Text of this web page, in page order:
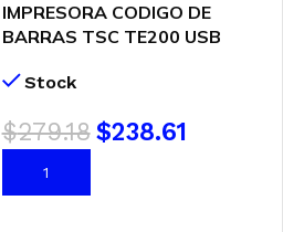
IMPRESORA CODIGO DE
BARRAS TSC TE200 USB
Stock
$279.18 $238.61
AÑADIR AL CARRITO